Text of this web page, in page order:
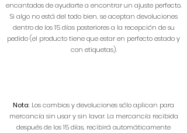
encantados de ayudarte a encontrar un ajuste perfecto.
Si algo no está del todo bien, se aceptan devoluciones
dentro de los 15 días posteriores a la recepción de su
pedido (el producto tiene que estar en perfecto estado y
con etiquetas).
Nota: Los cambios y devoluciones sólo aplican para
mercancía sin usar y sin lavar. La mercancía recibida
después de los 15 días, recibirá automáticamente